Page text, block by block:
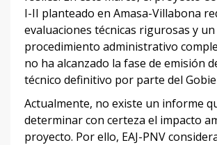
I-II planteado en Amasa-Villabona
evaluaciones técnicas rigurosas y un
procedimiento administrativo
no ha alcanzado la fase de emisión
técnico definitivo por parte del
Actualmente, no existe un informe
determinar con certeza el impacto
proyecto. Por ello, EAJ-PNV